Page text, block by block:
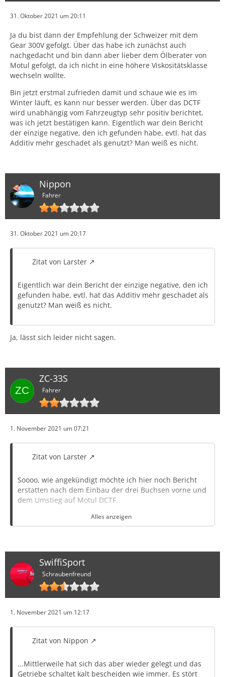
31. Oktober 2021 um 20:11
Ja du bist dann der Empfehlung der Schweizer mit dem
Gear 300V gefolgt. Über das habe ich zunächst auch
nachgedacht und bin dann aber lieber dem Ölberater von
Motul gefolgt, da ich nicht in eine höhere Viskositätsklasse
wechseln wollte.
Bin jetzt erstmal zufrieden damit und schaue wie es im
Winter läuft, es kann nur besser werden. Über das DCTF
wird unabhängig vom Fahrzeugtyp sehr positiv berichtet,
was ich jetzt bestätigen kann. Eigentlich war dein Bericht
der einzige negative, den ich gefunden habe, evtl. hat das
Additiv mehr geschadet als genutzt? Man weiß es nicht.
Nippon
Fahrer
31. Oktober 2021 um 20:17
Zitat von Larster
Eigentlich war dein Bericht der einzige negative, den ich
gefunden habe, evtl. hat das Additiv mehr geschadet als
genutzt? Man weiß es nicht.
Ja, lässt sich leider nicht sagen.
ZC-33S
Fahrer
1. November 2021 um 07:21
Zitat von Larster
Soooo, wie angekündigt möchte ich hier noch Bericht
erstatten nach dem Einbau der drei Buchsen vorne und
dem Umstieg auf Motul DCTF.
Das Motul DCTF scheint tatsächlich im kaltem Zustand
zu funktionieren in Verbindung mit dem Buchsenset.
Würde mich auch interessieren. Kannst du uns die
Kosten und den Aufwand mitteilen und wie man die
Buchsen austauscht???
beiden Gänge kalt kein Spaß. Selbst warm gefahren gab
Alles anzeigen
SwiffiSport
Schraubenfreund
1. November 2021 um 12:17
Zitat von Nippon
...Mittlerweile hat sich das aber wieder gelegt und das
Getriebe schaltet kalt bescheiden wie immer. Es stört